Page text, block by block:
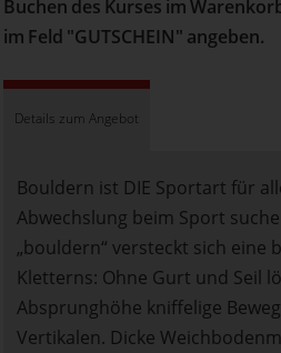
Buchen des Kurses im
im Feld "GUTSCHEIN" angeben.
Details zum Angebot
Bouldern ist DIE Sportart für
Abwechslung beim Sport
„bouldern“ versteckt sich eine
Kletterns: Ohne Gurt und Seil
Absprunghöhe kniffelige
Vertikalen. Dicke